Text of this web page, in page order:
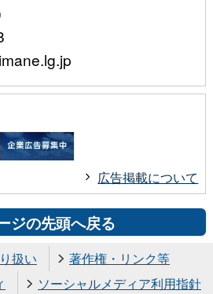
広告掲載について
ジの先頭へ戻る
扱い
著作権・リンク等
ソーシャルメディア利用指針